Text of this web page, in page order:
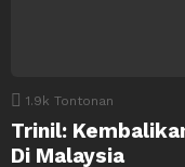
1.9k Tontonan
Trinil:
Di Malaysia